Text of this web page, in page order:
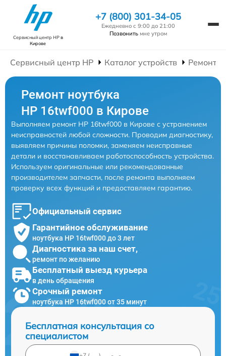
Сервисный центр HPв
Кирове
+7 (800) 301-34-05
Ежедневно с 9:00 до 21:00
Позвонить мне утром
Сервисный центр HP Каталог устройств Ремонт
Ремонт ноутбука
HP 16twf000 в Кирове
Выполняем ремонт HP 16twf000 в Кирове с устранением
неисправностей любой сложности. Проводим диагностику,
выявляем причины поломки, заменяем неисправные
детали и восстанавливаем работоспособность устройства.
Используем оригинальные или рекомендованные
производителем запчасти, после ремонта выполняем
проверку всех функций и предоставляем гарантию.
Официальный сервис
Гарантийное обслуживание
ноутбука HP 16twf000 до 3 лет
Диагностика за наш счет,
ремонт по желанию
Бесплатный выезд курьера
в день обращения
Срочный ремонт
ноутбука HP 16twf000 от 35 минут
Бесплатная консультация со
специалистом